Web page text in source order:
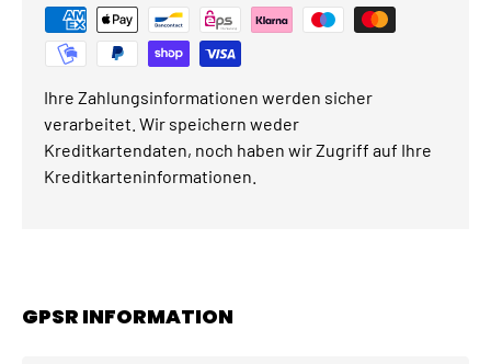
Ihre Zahlungsinformationen werden sicher
verarbeitet. Wir speichern weder
Kreditkartendaten, noch haben wir Zugriff auf Ihre
Kreditkarteninformationen.
GPSR INFORMATION